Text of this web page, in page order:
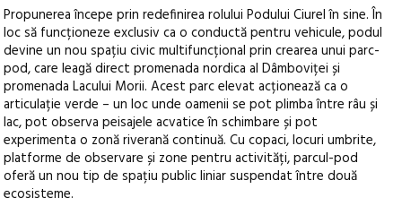
Propunerea începe prin redefinirea rolului Podului Ciurel în sine. În
loc să funcționeze exclusiv ca o conductă pentru vehicule, podul
devine un nou spațiu civic multifuncțional prin crearea unui parc-
pod, care leagă direct promenada nordica al Dâmboviței și
promenada Lacului Morii. Acest parc elevat acționează ca o
articulație verde – un loc unde oamenii se pot plimba între râu și
lac, pot observa peisajele acvatice în schimbare și pot
experimenta o zonă riverană continuă. Cu copaci, locuri umbrite,
platforme de observare și zone pentru activități, parcul-pod
oferă un nou tip de spațiu public liniar suspendat între două
ecosisteme.